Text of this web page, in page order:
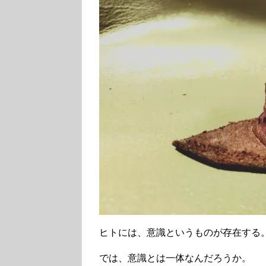
ヒトには、意識というものが存在する
では、意識とは一体なんだろうか。